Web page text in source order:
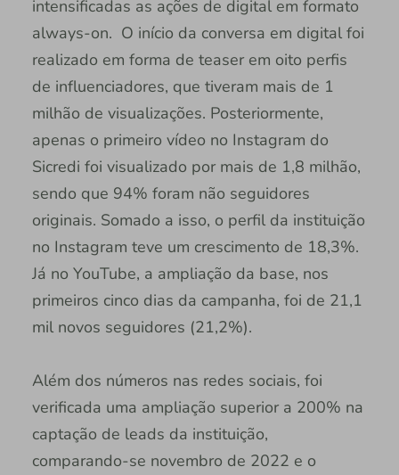
intensificadas as ações de digital em formato
always-on. O início da conversa em digital foi
realizado em forma de teaser em oito perfis
de influenciadores, que tiveram mais de 1
milhão de visualizações. Posteriormente,
apenas o primeiro vídeo no Instagram do
Sicredi foi visualizado por mais de 1,8 milhão,
sendo que 94% foram não seguidores
originais. Somado a isso, o perfil da instituição
no Instagram teve um crescimento de 18,3%.
Já no YouTube, a ampliação da base, nos
primeiros cinco dias da campanha, foi de 21,1
mil novos seguidores (21,2%).
Além dos números nas redes sociais, foi
verificada uma ampliação superior a 200% na
captação de leads da instituição,
comparando-se novembro de 2022 e o